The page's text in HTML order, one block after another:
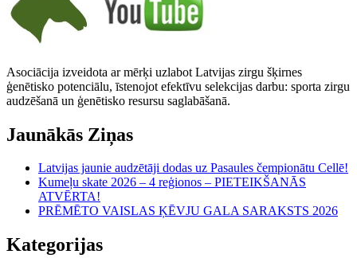
Asociācija izveidota ar mērķi uzlabot Latvijas zirgu šķirnes
ģenētisko potenciālu, īstenojot efektīvu selekcijas darbu: sporta zirgu
audzēšanā un ģenētisko resursu saglabāšanā.
Jaunākās Ziņas
Latvijas jaunie audzētāji dodas uz Pasaules čempionātu Cellē!
Kumeļu skate 2026 – 4 reģionos – PIETEIKŠANĀS
ATVĒRTA!
PRĒMĒTO VAISLAS ĶĒVJU GALA SARAKSTS 2026
Kategorijas